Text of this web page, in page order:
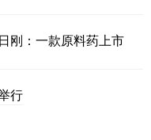
刚：一款原料药上市
行